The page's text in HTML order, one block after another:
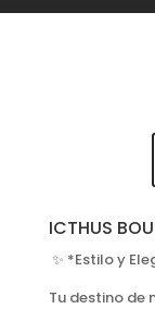
ICTHUS
✨ *Estilo y
Tu destino de